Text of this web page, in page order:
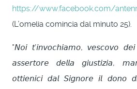
https://www.facebook.com/
(L’omelia comincia dal minuto 25).
"𝘕𝘰𝘪 𝘵’𝘪𝘯𝘷𝘰𝘤𝘩𝘪𝘢𝘮𝘰, 𝘷𝘦𝘴𝘤𝘰𝘷𝘰 𝘥𝘦𝘪
𝘢𝘴𝘴𝘦𝘳𝘵𝘰𝘳𝘦 𝘥𝘦𝘭𝘭𝘢 𝘨𝘪𝘶𝘴𝘵𝘪𝘻𝘪𝘢,
𝘰𝘵𝘵𝘪𝘦𝘯𝘪𝘤𝘪 𝘥𝘢𝘭 𝘚𝘪𝘨𝘯𝘰𝘳𝘦 𝘪𝘭 𝘥𝘰𝘯𝘰